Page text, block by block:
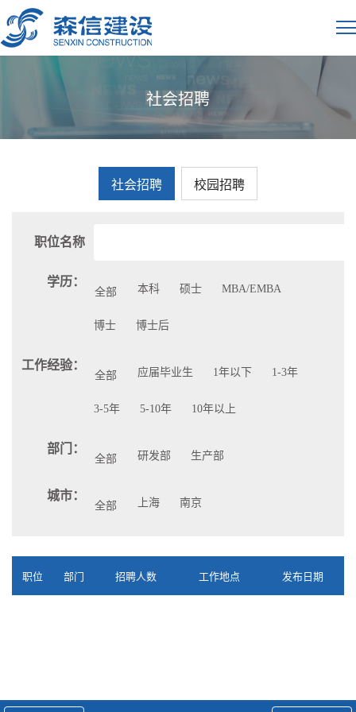
社会招聘
社会招聘 校园招聘
职位名称
学历：
全部 本科 硕士 MBA/EMBA
博士 博士后
工作经验：
全部 应届毕业生 1年以下 1-3年
3-5年 5-10年 10年以上
部门：
全部 研发部 生产部
城市：
全部 上海 南京
职位 部门 招聘人数 工作地点 发布日期